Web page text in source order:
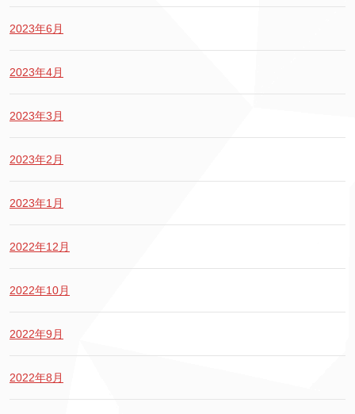
2023年6月
2023年4月
2023年3月
2023年2月
2023年1月
2022年12月
2022年10月
2022年9月
2022年8月